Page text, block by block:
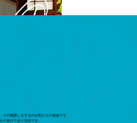
の橋渡しをするのが私たちの使命です。
の喜びであり目的です。